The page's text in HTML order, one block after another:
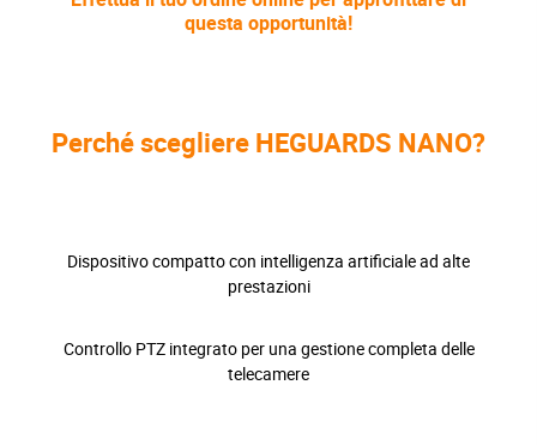
questa opportunità!
Perché scegliere HEGUARDS NANO?
Dispositivo compatto con intelligenza artificiale ad alte
prestazioni
Controllo PTZ integrato per una gestione completa delle
telecamere